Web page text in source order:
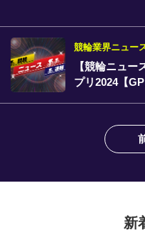
競輪業界ニュー
【競輪ニュ
プリ2024【
新